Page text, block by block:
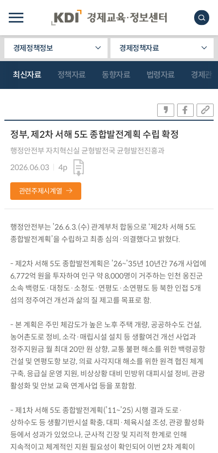
경제정책정보 경제정책자료
최신자료 정책자료 동향자료 법령자료 경제관
정부, 제2차 서해 5도 종합발전계획 수립 확정
행정안전부 자치혁신실 균형발전국 균형발전진흥과
2026.06.03
4p
관련주제시계열
행정안전부는 ’26.6.3.(수) 관계부처 합동으로 ‘제2차 서해 5도
종합발전계획’을 수립하고 최종 심의·의결했다고 밝혔다.
- 제2차 서해 5도 종합발전계획은 ’26~’35년 10년간 76개 사업에
6,772억 원을 투자하여 인구 약 8,000명이 거주하는 인천 옹진군
소속 백령도·대청도·소청도·연평도·소연평도 등 북한 인접 5개
섬의 정주여건 개선과 삶의 질 제고를 목표로 함.
- 본 계획은 주민 체감도가 높은 노후 주택 개량, 공공하수도 건설,
농어촌도로 정비, 소각·매립시설 설치 등 생활여건 개선 사업과
정주지원금 월 최대 20만 원 상향, 교통 불편 해소를 위한 백령공항
건설 및 연평도항 보강, 의료 사각지대 해소를 위한 원격 협진 체계
구축, 응급실 운영 지원, 비상상황 대비 민방위 대피시설 정비, 관광
활성화 및 안보 교육 연계사업 등을 포함함.
- 제1차 서해 5도 종합발전계획(’11~’25) 시행 결과 도로·
상하수도 등 생활기반시설 확충, 대피·체육시설 조성, 관광 활성화
등에서 성과가 있었으나, 군사적 긴장 및 지리적 한계로 인해
지속적이고 체계적인 지원 필요성이 확인되어 이번 2차 계획이